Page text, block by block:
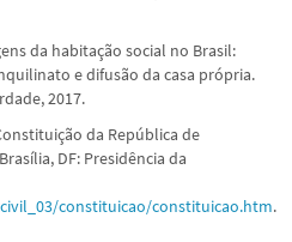
da habitação social no Brasil:
e difusão da casa própria.
2017.
da República de
DF: Presidência da
constituicao/constituicao.htm.